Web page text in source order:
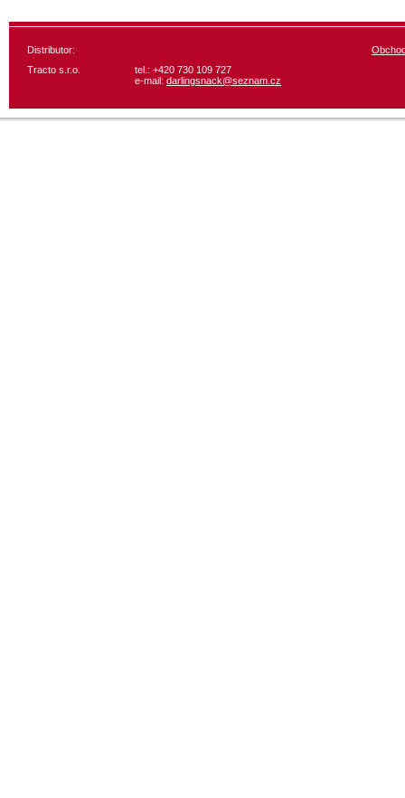
Distributor:
Tracto s.r.o.
tel.: +420 730 109 727
e-mail: darlingsnack@seznam.cz